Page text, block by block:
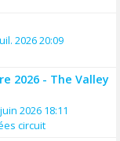
2026 20:09
2026 - The Valley
2026 18:11
circuit